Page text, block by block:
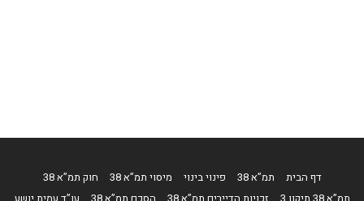
דף הבית תמ”א 38 פינוי בינוי מיסוי תמ”א 38
חוק תמ”א 38